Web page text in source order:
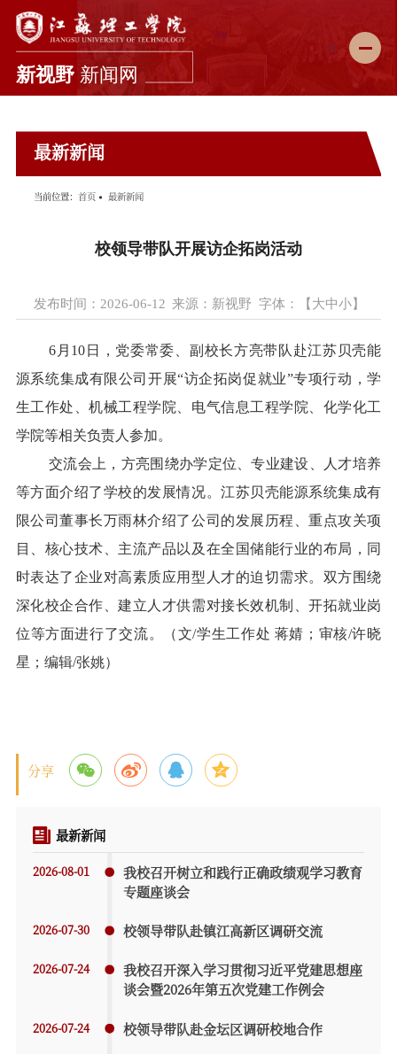
学校要闻
综合新闻
理工故事
理工影像
校报在线
融媒矩阵
学校主页 宣传部主页
最新新闻
当前位置： 首页 最新新闻
校领导带队开展访企拓岗活动
发布时间：2026-06-12 来源：新视野 字体：【 大中小】
6月 10 日，党委常委、副校长方亮带队赴江苏贝壳能
源系统集成有限公司开展“访企拓岗促就业”专项行动，学
生工作处、机械工程学院、电气信息工程学院、化学化工
学院等相关负责人参加。
交流会上，方亮围绕办学定位、专业建设、人才培养
等方面介绍了学校的发展情况。江苏贝壳能源系统集成有
限公司董事长万雨林介绍了公司的发展历程、重点攻关项
目、核心技术、主流产品以及在全国储能行业的布局，同
时表达了企业对高素质应用型人才的迫切需求。双方围绕
深化校企合作、建立人才供需对接长效机制、开拓就业岗
位等方面进行了交流。（文/学生工作处 蒋婧；审核/许晓
星；编辑/张姚）
分享
最新新闻
2026-08-01
我校召开树立和践行正确政绩观学习教育
专题座谈会
2026-07-30 校领导带队赴镇江高新区调研交流
2026-07-24
我校召开深入学习贯彻习近平党建思想座
谈会暨2026年第五次党建工作例会
2026-07-24 校领导带队赴金坛区调研校地合作